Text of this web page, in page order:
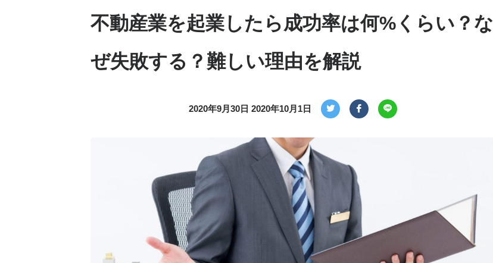
不動産業を起業したら成功率は何%くらい？な
ぜ失敗する？難しい理由を解説
2020年9月30日 2020年10月1日